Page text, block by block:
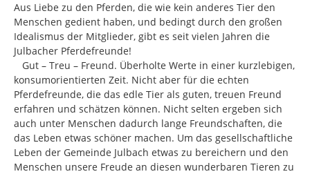
Aus Liebe zu den Pferden, die wie kein anderes Tier den
Menschen gedient haben, und bedingt durch den großen
Idealismus der Mitglieder, gibt es seit vielen Jahren die
Julbacher Pferdefreunde!
Gut – Treu – Freund. Überholte Werte in einer kurzlebigen,
konsumorientierten Zeit. Nicht aber für die echten
Pferdefreunde, die das edle Tier als guten, treuen Freund
erfahren und schätzen können. Nicht selten ergeben sich
auch unter Menschen dadurch lange Freundschaften, die
das Leben etwas schöner machen. Um das gesellschaftliche
Leben der Gemeinde Julbach etwas zu bereichern und den
Menschen unsere Freude an diesen wunderbaren Tieren zu